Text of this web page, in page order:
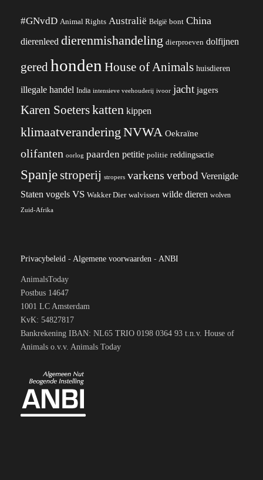
#GNvdD Animal Rights Australië België bont China
dierenleed dierenmishandeling dierproeven dolfijnen
geredhonden House of Animals huisdieren
illegale handel India intensieve veehouderij ivoor jacht jagers
Karen Soeterskatten kippen
klimaatverandering NVWA Oekraïne
olifanten oorlog paarden petitie politie reddingsactie
Spanjestroperij stropers varkens verbod Verenigde
Staten vogels VS Wakker Dier walvissen wilde dieren wolven
Zuid-Afrika
Privacybeleid - Algemene voorwaarden - ANBI
AnimalsToday
Postbus 14647
1001 LC Amsterdam
KvK: 54827817
Bankrekening IBAN: NL65 TRIO 0198 0364 93 t.n.v. House of
Animals o.v.v. Animals Today